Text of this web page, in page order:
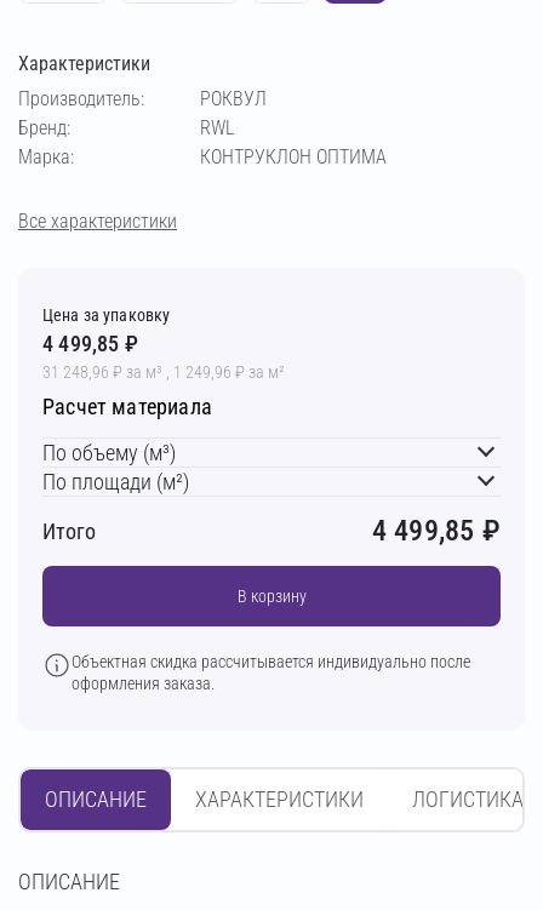
Характеристики
Производитель:
РОКВУЛ
Бренд:
RWL
Марка:
КОНТРУКЛОН ОПТИМА
Все характеристики
Цена за упаковку
4 499,85 ₽
31 248,96 ₽ за м³ , 1 249,96 ₽ за м²
Расчет материала
По объему (м³)
По площади (м²)
Итого
4 499,85 ₽
В корзину
Объектная скидка рассчитывается индивидуально после
оформления заказа.
ОПИСАНИЕ ХАРАКТЕРИСТИКИ ЛОГИСТИКА
OПИСАНИЕ